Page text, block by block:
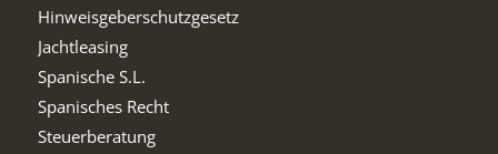
Hinweisgeberschutzgesetz
Jachtleasing
Spanische S.L.
Spanisches Recht
Steuerberatung